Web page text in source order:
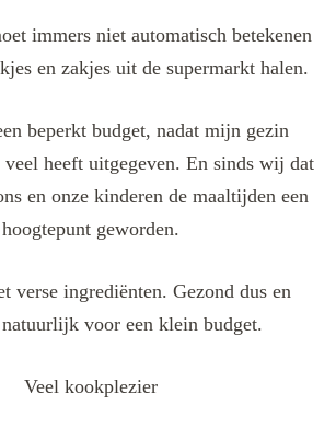
immers niet automatisch betekenen
en zakjes uit de supermarkt halen.
beperkt budget, nadat mijn gezin
heeft uitgegeven. En sinds wij dat
en onze kinderen de maaltijden een
hoogtepunt geworden.
verse ingrediënten. Gezond dus en
voor een klein budget.
Veel kookplezier